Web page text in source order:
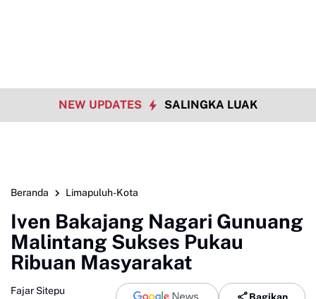
NEW UPDATES SALINGKA LUAK
Beranda Limapuluh-Kota
Iven Bakajang Nagari Gunuang
Malintang Sukses Pukau
Ribuan Masyarakat
Fajar Sitepu
Bagikan